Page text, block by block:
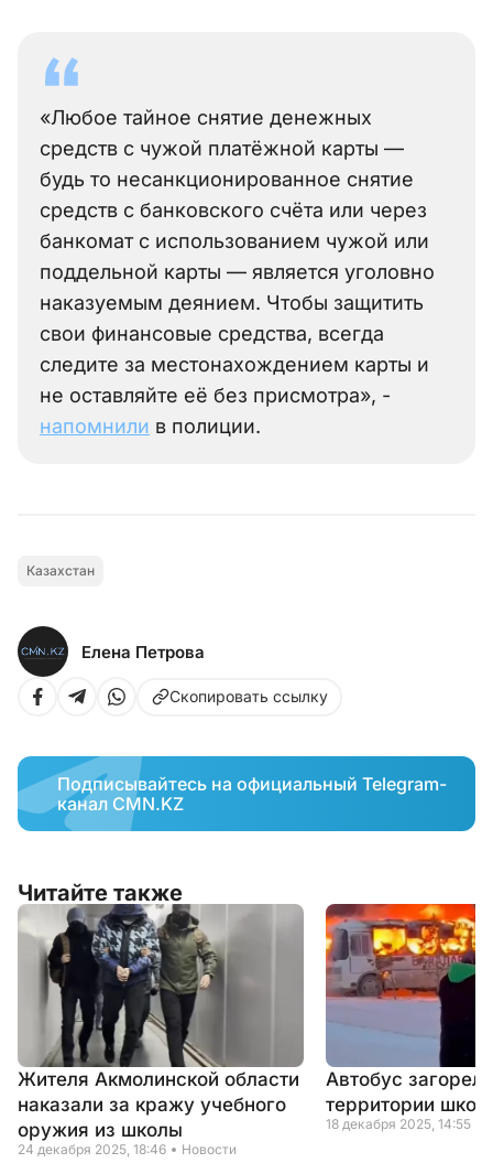
«Любое тайное снятие денежных
средств с чужой платёжной карты —
будь то несанкционированное снятие
средств с банковского счёта или через
банкомат с использованием чужой или
поддельной карты — является уголовно
наказуемым деянием. Чтобы защитить
свои финансовые средства, всегда
следите за местонахождением карты и
не оставляйте её без присмотра», -
напомнили в полиции.
Казахстан
Елена Петрова
Скопировать ссылку
Подписывайтесь на официальный Telegram-
канал CMN.KZ
Читайте также
Жителя Акмолинской области
наказали за кражу учебного
оружия из школы
24 декабря 2025, 18:46 Новости
Автобус
территории
18 декабря 2025, 14:55